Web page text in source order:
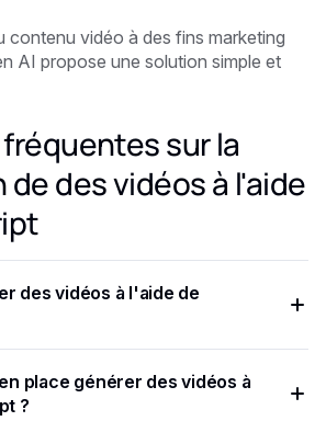
contenu vidéo à des fins marketing
AI propose une solution simple et
sur la
des vidéos à l'aide
des vidéos à l'aide de
l'API JavaScript d'Eden AI.
place générer des vidéos à
?